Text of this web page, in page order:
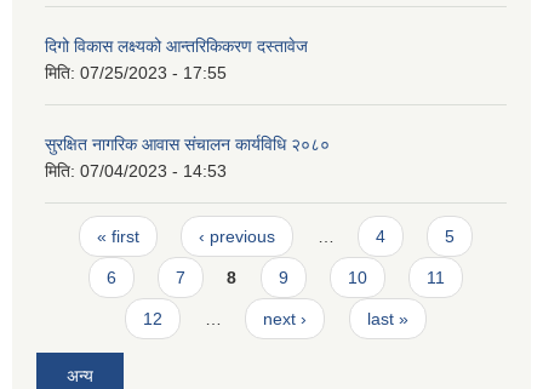
दिगो विकास लक्ष्यको आन्तरिकिकरण दस्तावेज
मिति: 07/25/2023 - 17:55
सुरक्षित नागरिक आवास संचालन कार्यविधि २०८०
मिति: 07/04/2023 - 14:53
Pages
« first ‹ previous … 4 5
6 7 8 9 10 11
12 … next › last »
अन्य